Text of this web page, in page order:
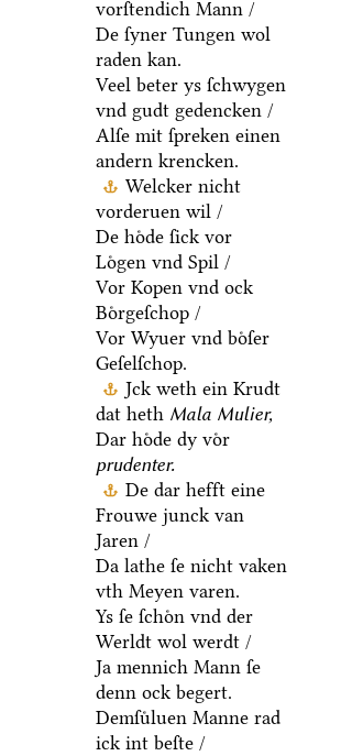
vorſtendich Mann /
De ſyner Tungen wol
raden kan.
Veel beter ys ſchwygen
vnd gudt gedencken /
Alſe mit ſpreken einen
andern krencken.
Welcker nicht
vorderuen wil /
De hoͤde ſick vor
Loͤgen vnd Spil /
Vor Kopen vnd ock
Boͤrgeſchop /
Vor Wyuer vnd boͤſer
Geſelſchop.
Jck weth ein Krudt
dat heth Mala Mulier,
Dar hoͤde dy voͤr
prudenter.
De dar hefft eine
Frouwe junck van
Jaren /
Da lathe ſe nicht vaken
vth Meyen varen.
Ys ſe ſchoͤn vnd der
Werldt wol werdt /
Ja mennich Mann ſe
denn ock begert.
Demſuͤluen Manne rad
ick int beſte /